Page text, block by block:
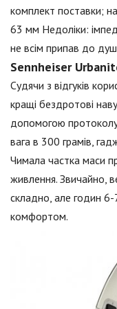
комплект поставки;
63 мм Недоліки:
не всім припав до
Sennheiser
Судячи з відгуків
кращі бездротові
допомогою
вага в 300 грамів,
Чимала частка маси
живлення. Звичайно,
складно, але годин
комфортом.